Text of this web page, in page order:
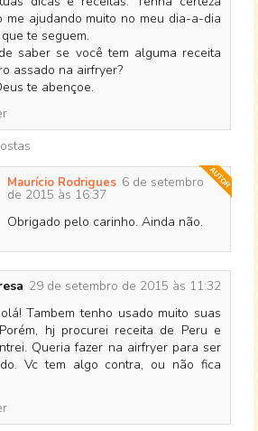
me ajudando muito no meu dia-a-dia
te seguem.
saber se você tem alguma receita
assado na airfryer?
te abençoe.
Maurício Rodrigues 6 de setembro
de 2015 às 16:37
Obrigado pelo carinho. Ainda não.
29 de setembro de 2015 às 11:32
Tambem tenho usado muito suas
hj procurei receita de Peru e
Queria fazer na airfryer para ser
Vc tem algo contra, ou não fica